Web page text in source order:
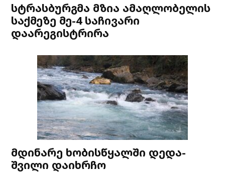
სტრასბურგმა მზია ამაღლობელის
საქმეზე მე-4 საჩივარი
დაარეგისტრირა
მდინარე ხობისწყალში დედა-
შვილი დაიხრჩო